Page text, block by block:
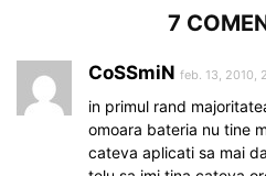
7
CoSSmiN feb. 13, 2010,
in primul rand
omoara bateria nu tine
cateva aplicati sa mai